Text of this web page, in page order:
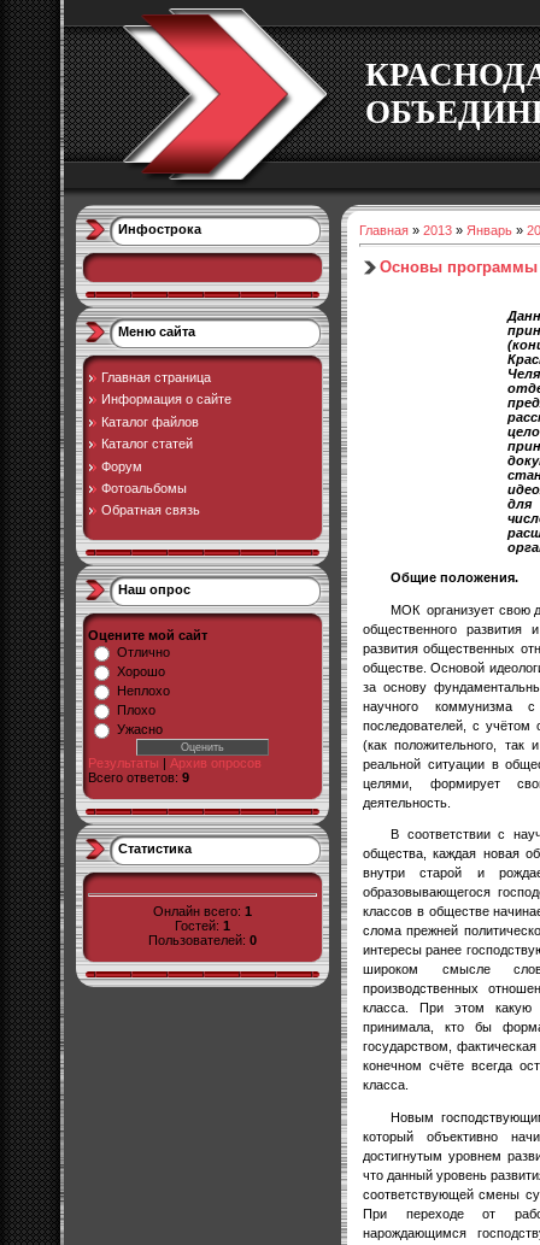
Инфострока
Меню сайта
Главная страница
Информация о сайте
Каталог файлов
Каталог статей
Форум
Фотоальбомы
Обратная связь
Наш опрос
Оцените мой сайт
Отлично
Хорошо
Неплохо
Плохо
Ужасно
Результаты | Архив опросов
Всего ответов: 9
Статистика
Онлайн всего: 1
Гостей: 1
Пользователей: 0
Главная » 2013 » Январь » 20
Основы программы
Общие положения.
МОК организует свою
общественного развития
развития общественных
обществе. Основой
за основу
научного коммунизма
последователей, с учётом
(как положительного, так
реальной ситуации в
целями, формирует
деятельность.
В соответствии с
общества, каждая новая
внутри старой и
образовывающегося
классов в обществе
слома прежней
интересы ранее
широком смысле
производственных
класса. При этом какую
принимала, кто бы
государством,
конечном счёте всегда
класса.
Новым
который объективно
достигнутым уровнем
что данный уровень
соответствующей смены
При переходе от
нарождающимся